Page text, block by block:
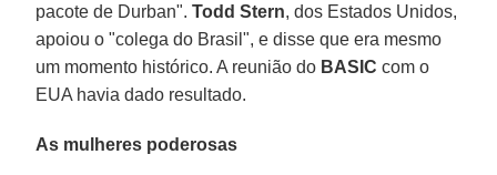
pacote de Durban".Todd Stern, dos Estados Unidos,
apoiou o "colega do Brasil", e disse que era mesmo
um momento histórico. A reunião do BASICcom o
EUA havia dado resultado.
As mulheres poderosas